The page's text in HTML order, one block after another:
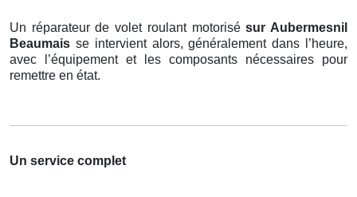
Un réparateur de volet roulant motorisésur Aubermesnil
Beaumais se intervient alors, généralement dans l’heure,
avec l’équipement et les composants nécessaires pour
remettre en état.
Un service complet